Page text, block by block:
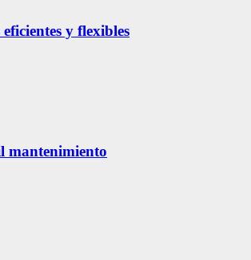
y flexibles
mantenimiento